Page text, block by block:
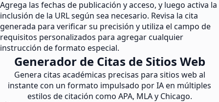
Agrega las fechas de publicación y acceso, y luego activa la
inclusión de la URL según sea necesario. Revisa la cita
generada para verificar su precisión y utiliza el campo de
requisitos personalizados para agregar cualquier
instrucción de formato especial.
Generador de Citas de Sitios Web
Genera citas académicas precisas para sitios web al
instante con un formato impulsado por IA en múltiples
estilos de citación como APA, MLA y Chicago.